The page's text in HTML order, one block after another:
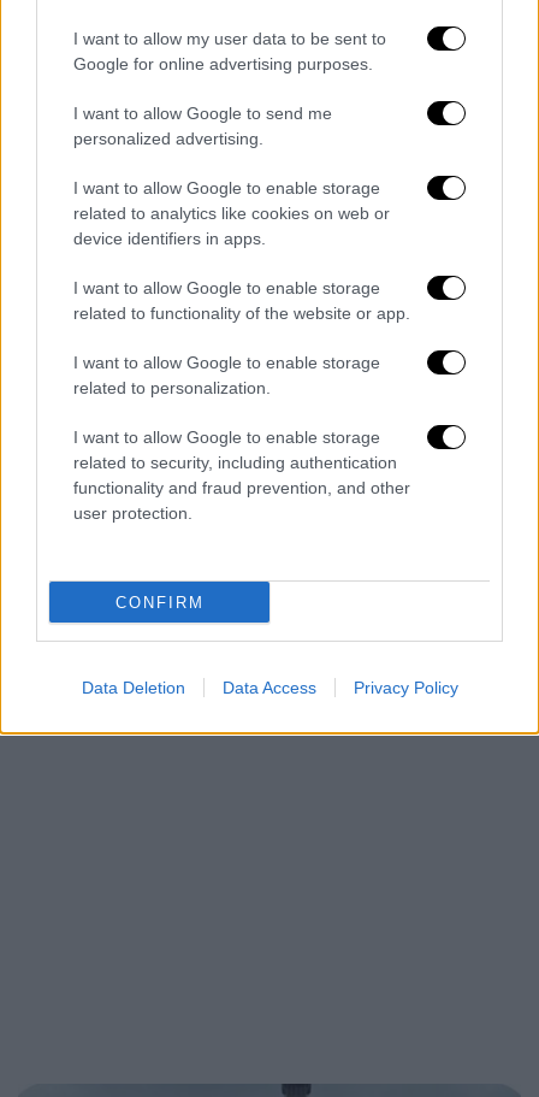
I want to allow my user data to be sent to
Google for online advertising purposes.
I want to allow Google to send me
personalized advertising.
I want to allow Google to enable storage
related to analytics like cookies on web or
device identifiers in apps.
I want to allow Google to enable storage
related to functionality of the website or app.
I want to allow Google to enable storage
related to personalization.
I want to allow Google to enable storage
related to security, including authentication
functionality and fraud prevention, and other
user protection.
CONFIRM
Data Deletion Data Access Privacy Policy
έγκριση του πρωθυπουργού του Ιράκ,
σύμφωνα με τον Κανμπάρ. Το διαβατήριο
αυτό τού επέτρεπε ευκολότερη μετακίνηση
και πρόσβαση σε VIP υπηρεσίες
Ενεργός στα social media
Παρά τη φερόμενη θέση του ως σημαντικού
τρομοκρατικού στελέχους,ο αλ Σαάντι ήταν
Αναρτήσεις τον δείχνουν μπροστά από
αξιοθέατα όπως ο Πύργος του Άιφελ ή οι
δίδυμοι πύργοι Πετρόνας, καθώς και σε
φωτογραφίες με πυραύλους και
στρατιωτικό εξοπλισμό.